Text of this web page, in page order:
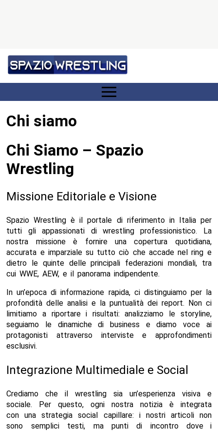
Chi siamo
Chi Siamo – Spazio
Wrestling
Missione Editoriale e Visione
Spazio Wrestling è il portale di riferimento in Italia per
tutti gli appassionati di wrestling professionistico. La
nostra missione è fornire una copertura quotidiana,
accurata e imparziale su tutto ciò che accade nel ring e
dietro le quinte delle principali federazioni mondiali, tra
cui WWE, AEW, e il panorama indipendente.
In un’epoca di informazione rapida, ci distinguiamo per la
profondità delle analisi e la puntualità dei report. Non ci
limitiamo a riportare i risultati: analizziamo le storyline,
seguiamo le dinamiche di business e diamo voce ai
protagonisti attraverso interviste e approfondimenti
esclusivi.
Integrazione Multimediale e Social
Crediamo che il wrestling sia un’esperienza visiva e
sociale. Per questo, ogni nostra notizia è integrata
con una strategia social capillare: i nostri articoli non
sono semplici testi, ma punti di incontro dove i